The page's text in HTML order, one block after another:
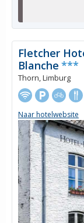
Fletcher
Blanche ***
Thorn, Limburg
Naar hotelwebsite